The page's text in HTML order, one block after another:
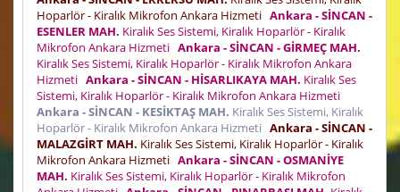
Hoparlör - Kiralık Mikrofon Ankara Hizmeti Ankara - SİNCAN -
ESENLER MAH. Kiralık Ses Sistemi, Kiralık Hoparlör - Kiralık
Mikrofon Ankara Hizmeti Ankara - SİNCAN - GİRMEÇ MAH.
Kiralık Ses Sistemi, Kiralık Hoparlör - Kiralık Mikrofon Ankara
Hizmeti Ankara - SİNCAN - HİSARLIKAYA MAH. Kiralık Ses
Sistemi, Kiralık Hoparlör - Kiralık Mikrofon Ankara Hizmeti
Ankara - SİNCAN - KESİKTAŞ MAH. Kiralık Ses Sistemi, Kiralık
Hoparlör - Kiralık Mikrofon Ankara Hizmeti Ankara - SİNCAN -
MALAZGİRT MAH. Kiralık Ses Sistemi, Kiralık Hoparlör - Kiralık
Mikrofon Ankara Hizmeti Ankara - SİNCAN - OSMANİYE
MAH. Kiralık Ses Sistemi, Kiralık Hoparlör - Kiralık Mikrofon